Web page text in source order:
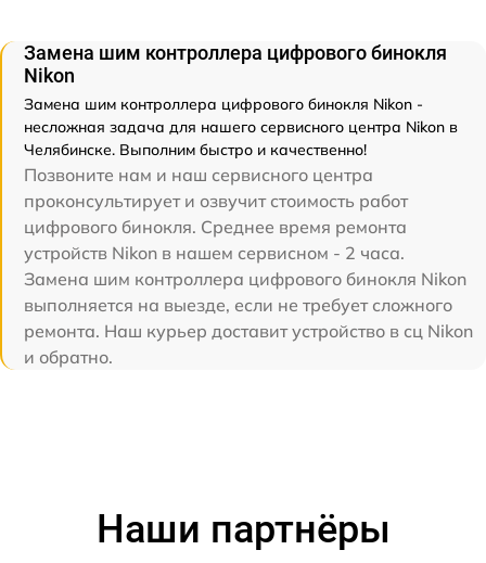
Замена шим контроллера цифрового бинокля
Nikon
Замена шим контроллера цифрового бинокля Nikon -
несложная задача для нашего сервисного центра Nikon в
Челябинске. Выполним быстро и качественно!
Позвоните нам и наш сервисного центра
проконсультирует и озвучит стоимость работ
цифрового бинокля. Среднее время ремонта
устройств Nikon в нашем сервисном - 2 часа.
Замена шим контроллера цифрового бинокля Nikon
выполняется на выезде, если не требует сложного
ремонта. Наш курьер доставит устройство в сц Nikon
и обратно.
Наши партнёры